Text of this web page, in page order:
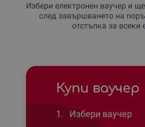
Избери електронен ваучер и
след завършването на
отстъпка за всеки
Купи ваучер
1.
Избери ваучер